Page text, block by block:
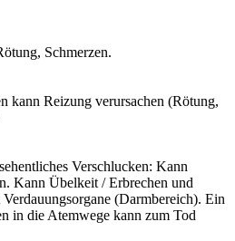
Schmerzen.
Reizung verursachen (Rötung,
Verschlucken: Kann
Kann Übelkeit / Erbrechen und
(Darmbereich). Ein
in die Atemwege kann zum Tod